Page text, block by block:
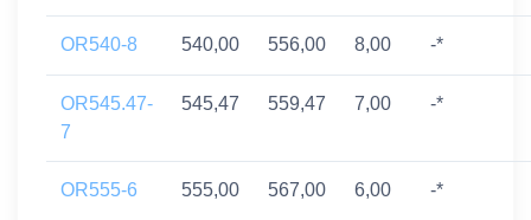
OR540-8 540,00 556,00 8,00 -*
OR545.47-
7
545,47 559,47 7,00 -*
OR555-6 555,00 567,00 6,00 -*